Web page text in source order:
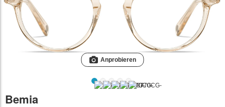
Anprobieren
Bemia